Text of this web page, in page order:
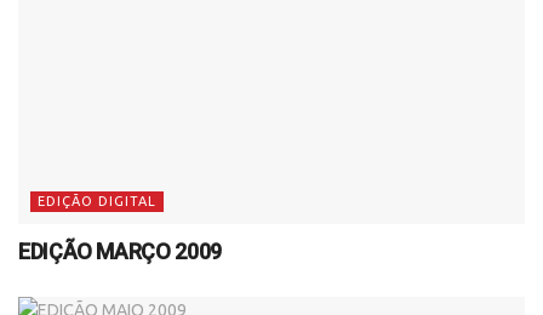
EDIÇÃO DIGITAL
EDIÇÃO MARÇO 2009